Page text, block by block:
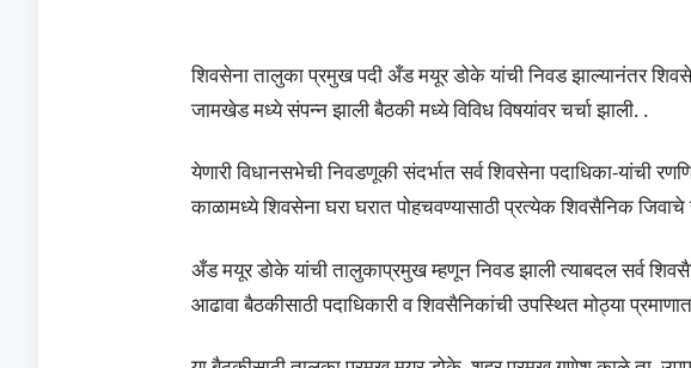
शिवसेना तालुका प्रमुख पदी अँड मयूर डोके यांची निवड झाल्यानंतर
जामखेड मध्ये संपन्न झाली बैठकी मध्ये विविध विष‌यांवर चर्चा झाली. .
येणारी विधानसभेची निवडणूकी संदर्भात सर्व शिवसेना पदाधिका-यांची
काळामध्ये शिवसेना घरा घरात पोहचवण्यासाठी प्रत्येक शिवसैनिक
अँड मयूर डोके यांची तालुकाप्रमुख म्हणून निवड झाली त्याबदल सर्व
आढावा बैठकीसाठी पदाधिकारी व शिवसैनिकांची उपस्थित मोठ्या